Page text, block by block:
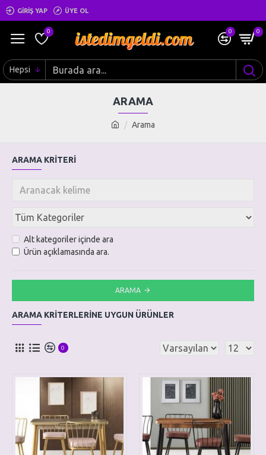
GIRIŞ YAP ÜYE OL
0 0 0
Hepsi
Arama
ARAMA
ARAMA KRITERI
Alt kategoriler içinde ara
Ürün açıklamasında ara.
ARAMA
ARAMA KRITERLERINE UYGUN ÜRÜNLER
0